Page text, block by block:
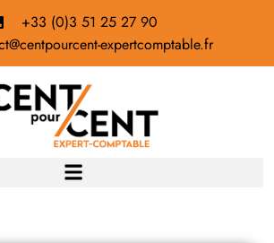
+33 (0)3 51 25 27 90
expertcomptable.fr